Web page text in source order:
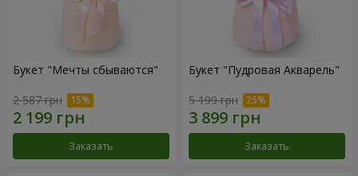
Букет "Мечты сбываются"
2 587 грн
Заказать
Букет "Пудровая Акварель"
5 199 грн
Заказать